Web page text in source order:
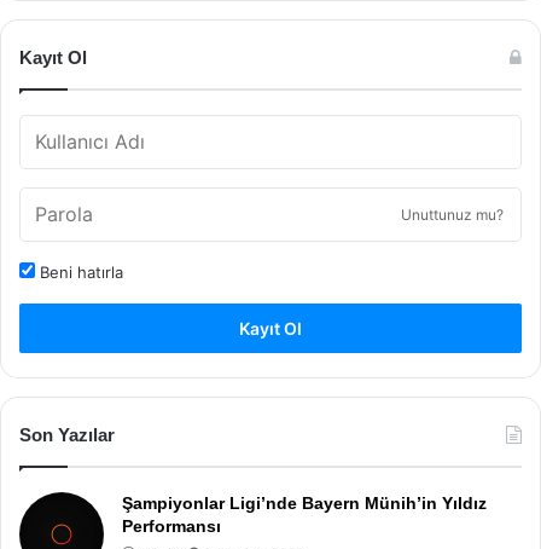
Kayıt Ol
Unuttunuz mu?
Beni hatırla
Kayıt Ol
Son Yazılar
Şampiyonlar Ligi’nde Bayern Münih’in Yıldız
Performansı